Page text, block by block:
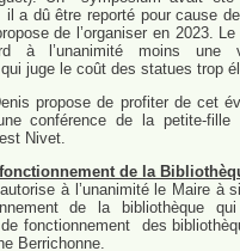
il a dû être reporté pour cause
de l’organiser en 2023.
à l’unanimité moins une
juge le coût des statues trop
propose de profiter de cet
conférence de la petite-fille
Nivet.
de la
autorise à l’unanimité le Maire à
de la bibliothèque qui
de fonctionnement
des
Berrichonne.